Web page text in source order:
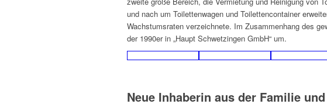
und nach um Toilettenwagen und Toilettencontainer
Wachstumsraten verzeichnete. Im Zusammenhang des
der 1990er in „Haupt Schwetzingen GmbH“ um.
Neue Inhaberin aus der Familie